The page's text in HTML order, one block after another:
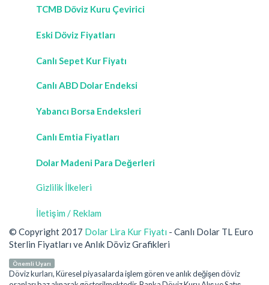
TCMB Döviz Kuru Çevirici
Eski Döviz Fiyatları
Canlı Sepet Kur Fiyatı
Canlı ABD Dolar Endeksi
Yabancı Borsa Endeksleri
Canlı Emtia Fiyatları
Dolar Madeni Para Değerleri
Gizlilik İlkeleri
İletişim / Reklam
© Copyright 2017 Dolar Lira Kur Fiyatı - Canlı Dolar TL Euro
Sterlin Fiyatları ve Anlık Döviz Grafikleri
Önemli Uyarı
Döviz kurları, Küresel piyasalarda işlem gören ve anlık değişen döviz